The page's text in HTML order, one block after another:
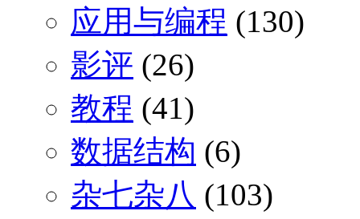
应用与编程 (130)
影评 (26)
教程 (41)
数据结构 (6)
杂七杂八 (103)